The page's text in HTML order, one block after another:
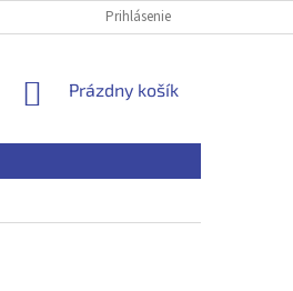
KONTAKTY
Prihlásenie
NÁKUPNÝ
Prázdny košík